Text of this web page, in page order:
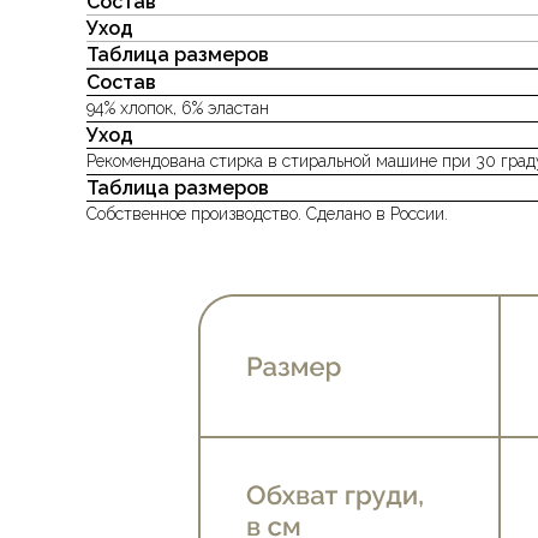
Уход
Таблица размеров
Состав
94% хлопок, 6% эластан
Уход
Рекомендована стирка в стиральной машине при 30
Таблица размеров
Собственное производство. Сделано в России.